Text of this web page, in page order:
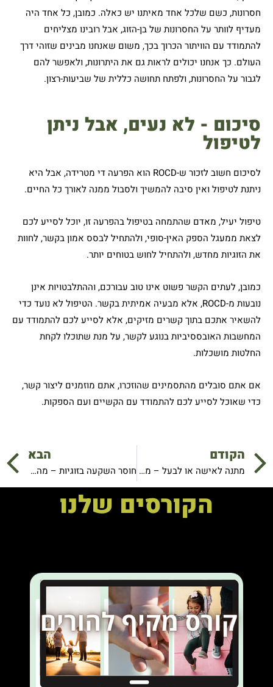
חסרונות, כשם שלכל אחד מאיתנו יש כאלה. כמובן, כל אחד היה
מעדיף לוותר על החסרונות של בן-הזוג, אבל רובינו מצליחים
להתמודד עם הוויתור הכרוך בכך, משום שאנחנו מבינים שזוהי דרך
העולם. כך אנחנו יכולים לראות גם את היתרונות, ולאפשר להם
לגבור על החסרונות, ולפתח תחושה כללית של שביעות-רצון.
סיכום - לא נעים, אבל ניתן
לטיפול
לסיכום חשוב לזכור ש-ROCD הוא הפרעה די מטרידה, אבל היא
ניתנת לטיפול ואין סיבה להמשיך ולסבול ממנה לאורך כל החיים.
טיפול יעיל, מאדם שהתמחה בטיפול בהפרעה זו, יוכל לסייע לכם
לצאת ממעגל הספק האין-סופי, ולהתחיל לבסס אמון בקשר, לחוות
את הזוגיות מחדש, ולהתחיל לחוש בטוחים יותר.
כמובן, לעתים הקשר פשוט אינו טוב עבורכם, וההתלבטויות אינן
נובעות מ-ROCD, אלא מבעיה אמיתית בקשר. הטיפול לא נועד כדי
להשאיר אתכם בתוך קשרים מזיקים, אלא לסייע לכם להתמודד עם
המחשבות האובססיביות בנוגע לקשר, על מנת שתוכלו לקחת
החלטות מושכלות.
אם אתם סובלים מהתסמינים שהוזכרו, אתם מוזמנים ליצור קשר,
כדי שאוכל לסייע לכם להתמודד עם הקשיים ועם הספקות.
קודם
הקודם
מתנה לאישה או לבעל – מקורית, שווה, משמחת, ארוכת-טווח ובחינם
הבא
חוסר השקעה בזוגיות – מה עושים כשמרגישים שהשני אינו משקיע מספיק?
הקורסים שלנו